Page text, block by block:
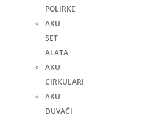
POLIRKE
AKU
SET
ALATA
AKU
CIRKULARI
AKU
DUVAČI